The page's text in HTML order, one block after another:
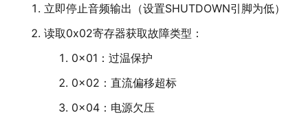
立即停止音频输出（设置SHUTDOWN引脚为低）
读取0x02寄存器获取故障类型：
0x01：过温保护
0x02：直流偏移超标
0x04：电源欠压